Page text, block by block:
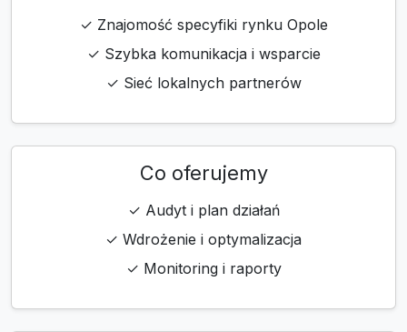
✓ Znajomość specyfiki rynku Opole
✓ Szybka komunikacja i wsparcie
✓ Sieć lokalnych partnerów
Co oferujemy
✓ Audyt i plan działań
✓ Wdrożenie i optymalizacja
✓ Monitoring i raporty